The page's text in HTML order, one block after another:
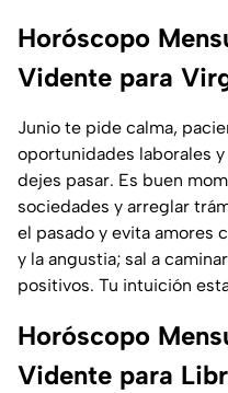
Horóscopo
Vidente para
Junio te pide calma,
oportunidades laborales
dejes pasar. Es buen
sociedades y arreglar
el pasado y evita amores
y la angustia; sal a
positivos. Tu intuición
Horóscopo
Vidente para